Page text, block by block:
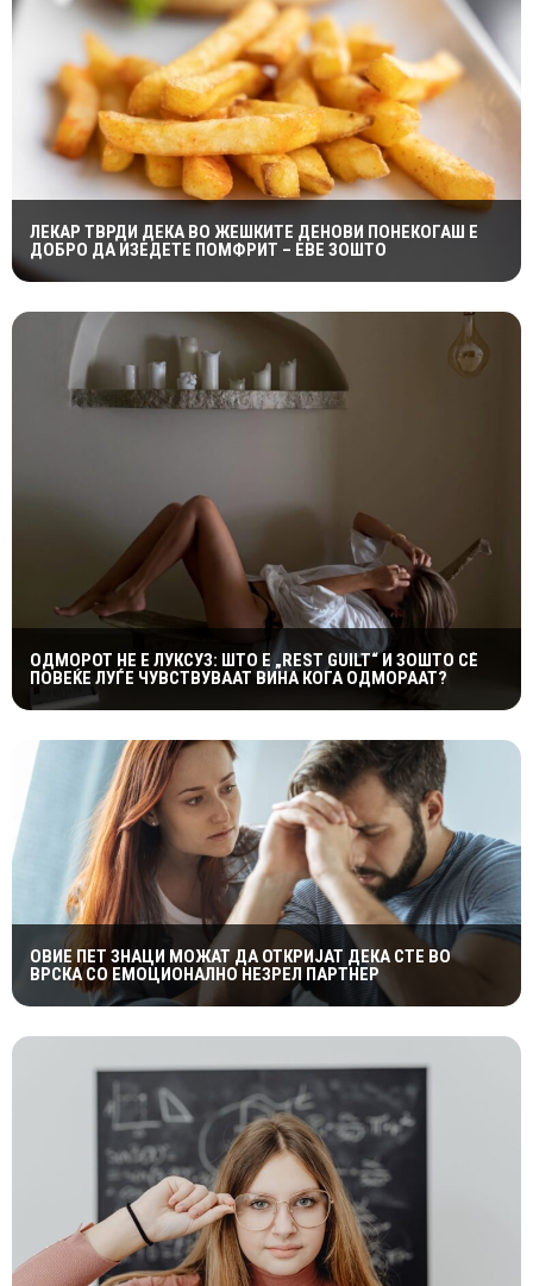
ЛЕКАР ТВРДИ ДЕКА ВО ЖЕШКИТЕ ДЕНОВИ ПОНЕКОГАШ Е
ДОБРО ДА ИЗЕДЕТЕ ПОМФРИТ – ЕВЕ ЗОШТО
ОДМОРОТ НЕ Е ЛУКСУЗ: ШТО Е „REST GUILT“ И ЗОШТО СÈ
ПОВЕЌЕ ЛУЃЕ ЧУВСТВУВААТ ВИНА КОГА ОДМОРААТ?
ОВИЕ ПЕТ ЗНАЦИ МОЖАТ ДА ОТКРИЈАТ ДЕКА СТЕ ВО
ВРСКА СО ЕМОЦИОНАЛНО НЕЗРЕЛ ПАРТНЕР